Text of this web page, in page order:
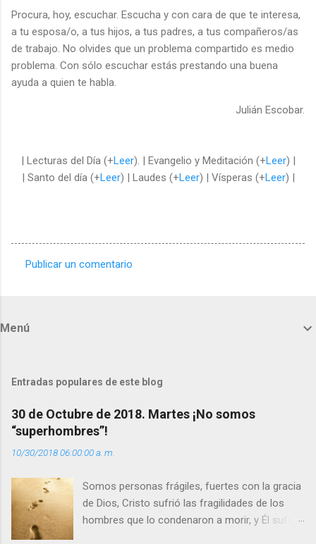
Procura, hoy, escuchar. Escucha y con cara de que te interesa,
a tu esposa/o, a tus hijos, a tus padres, a tus compañeros/as
de trabajo. No olvides que un problema compartido es medio
problema. Con sólo escuchar estás prestando una buena
ayuda a quien te habla.
Julián Escobar.
| Lecturas del Día (+Leer). | Evangelio y Meditación (+Leer) |
| Santo del día (+Leer) | Laudes (+Leer) | Vísperas (+Leer) |
t
r
i
o
s
Publicar un comentario
Menú
Entradas populares de este blog
30 de Octubre de 2018. Martes ¡No somos
“superhombres”!
10/30/2018 06:00:00 a. m.
Somos personas frágiles, fuertes con la gracia
de Dios, Cristo sufrió las fragilidades de los
hombres que lo condenaron a morir, y Él sufrió